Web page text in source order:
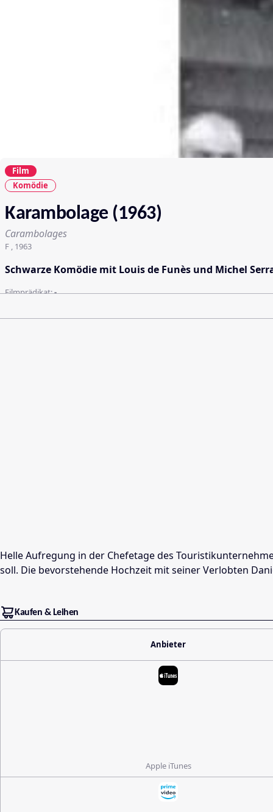
Film
Komödie
Karambolage (1963)
Carambolages
F , 1963
Schwarze Komödie mit Louis de Funès und Michel
Filmprädikat:-
Helle Aufregung in der Chefetage des
soll. Die bevorstehende Hochzeit mit seiner Verlobten
Kaufen & Leihen
Anbieter
Apple iTunes